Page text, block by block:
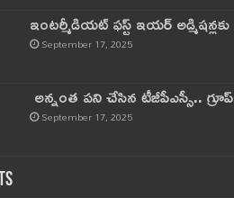
ఇంటర్మీడియట్ ఫస్ట్‌ ఇయర్‌
September 17, 2025
అన్నంత పని చేసిన టీజీపీఎస్సీ..
September 17, 2025